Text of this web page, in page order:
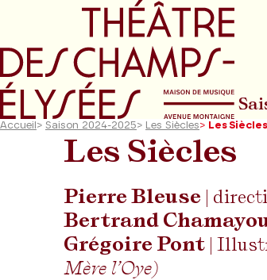
Aller au menu principal
Accueil > Saison 2024-2025> Les Siècles> Les Siècles
Les Siècles
Pierre Bleuse |
Bertrand
Grégoire Pont |
Mère l’Oye)